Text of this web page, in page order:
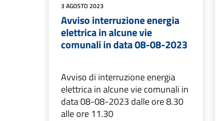
3 AGOSTO 2023
Avviso interruzione energia
elettrica in alcune vie
comunali in data 08-08-2023
Avviso di interruzione energia
elettrica in alcune vie comunali in
data 08-08-2023 dalle ore 8.30
alle ore 11.30